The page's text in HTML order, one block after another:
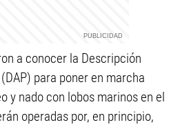
a conocer la Descripción
para poner en marcha
y nado con lobos marinos en el
operadas por, en principio,